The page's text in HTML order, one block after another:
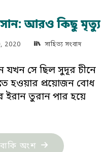
আরও কিছু মৃত্যু
2020 সাহিত্য সংবাদ
যখন সে ছিল সুদূর চীনে
হওয়ার প্রয়োজন বোধ
ইরান তুরান পার হয়ে
বাকি অংশ "কামরুল